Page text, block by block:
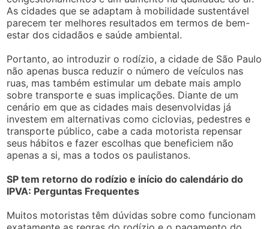
As cidades que se adaptam à mobilidade sustentável
parecem ter melhores resultados em termos de bem-
estar dos cidadãos e saúde ambiental.
Portanto, ao introduzir o rodízio, a cidade de São Paulo
não apenas busca reduzir o número de veículos nas
ruas, mas também estimular um debate mais amplo
sobre transporte e suas implicações. Diante de um
cenário em que as cidades mais desenvolvidas já
investem em alternativas como ciclovias, pedestres e
transporte público, cabe a cada motorista repensar
seus hábitos e fazer escolhas que beneficiem não
apenas a si, mas a todos os paulistanos.
SP tem retorno do rodízio e início do calendário do
IPVA: Perguntas Frequentes
Muitos motoristas têm dúvidas sobre como funcionam